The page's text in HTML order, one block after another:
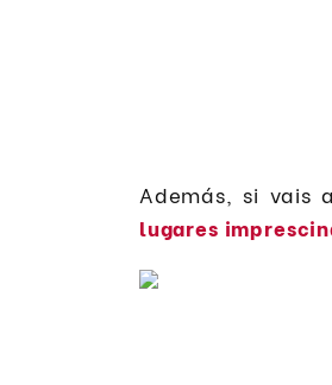
Además, si vais
lugares